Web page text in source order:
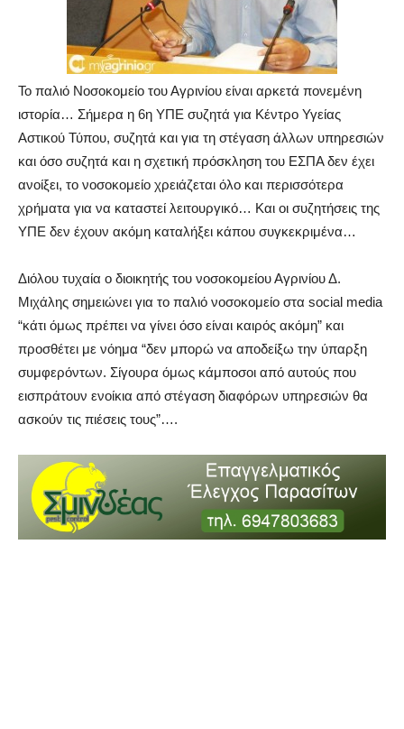
Το παλιό Νοσοκομείο του Αγρινίου είναι αρκετά πονεμένη
ιστορία… Σήμερα η 6η ΥΠΕ συζητά για Κέντρο Υγείας
Αστικού Τύπου, συζητά και για τη στέγαση άλλων υπηρεσιών
και όσο συζητά και η σχετική πρόσκληση του ΕΣΠΑ δεν έχει
ανοίξει, το νοσοκομείο χρειάζεται όλο και περισσότερα
χρήματα για να καταστεί λειτουργικό… Και οι συζητήσεις της
ΥΠΕ δεν έχουν ακόμη καταλήξει κάπου συγκεκριμένα…
Διόλου τυχαία ο διοικητής του νοσοκομείου Αγρινίου Δ.
Μιχάλης σημειώνει για το παλιό νοσοκομείο στα social media
“κάτι όμως πρέπει να γίνει όσο είναι καιρός ακόμη” και
προσθέτει με νόημα “δεν μπορώ να αποδείξω την ύπαρξη
συμφερόντων. Σίγουρα όμως κάμποσοι από αυτούς που
εισπράτουν ενοίκια από στέγαση διαφόρων υπηρεσιών θα
ασκούν τις πιέσεις τους”….